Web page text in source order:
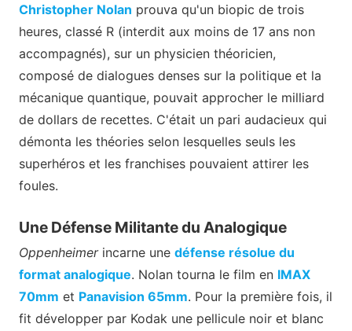
Christopher Nolan prouva qu'un biopic de trois
heures, classé R (interdit aux moins de 17 ans non
accompagnés), sur un physicien théoricien,
composé de dialogues denses sur la politique et la
mécanique quantique, pouvait approcher le milliard
de dollars de recettes. C'était un pari audacieux qui
démonta les théories selon lesquelles seuls les
superhéros et les franchises pouvaient attirer les
foules.
Une Défense Militante du Analogique
Oppenheimerincarne une défense résolue du
format analogique. Nolan tourna le film en IMAX
70mm et Panavision 65mm. Pour la première fois, il
fit développer par Kodak une pellicule noir et blanc